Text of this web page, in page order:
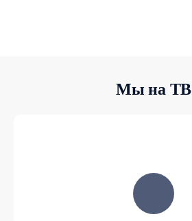
Мы на ТВ